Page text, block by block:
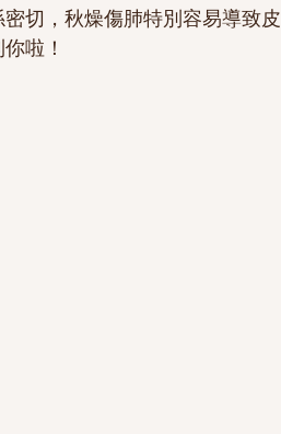
切，秋燥傷肺特別容易導致皮
啦！